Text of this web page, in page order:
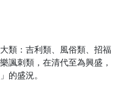
類：吉利類、風俗類、招福
諷刺類，在清代至為興盛，
的盛況。